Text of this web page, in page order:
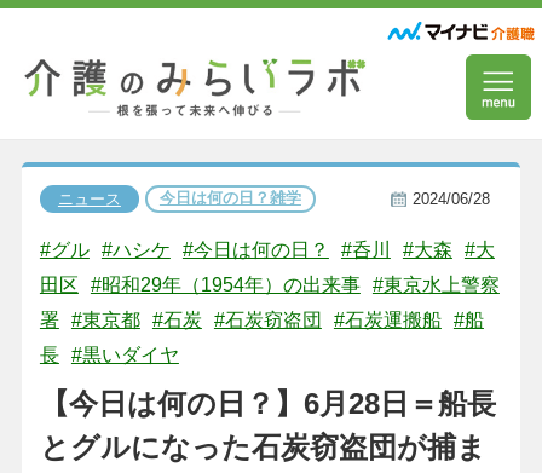
ニュース 今日は何の日？雑学 2024/06/28
#グル #ハシケ #今日は何の日？ #呑川 #大森
#大
田区
#昭和29年（1954年）の出来事 #東京水上警察
署 #東京都 #石炭 #石炭窃盗団 #石炭運搬船 #船
長 #黒いダイヤ
【今日は何の日？】6月28日＝船長
とグルになった石炭窃盗団が捕ま